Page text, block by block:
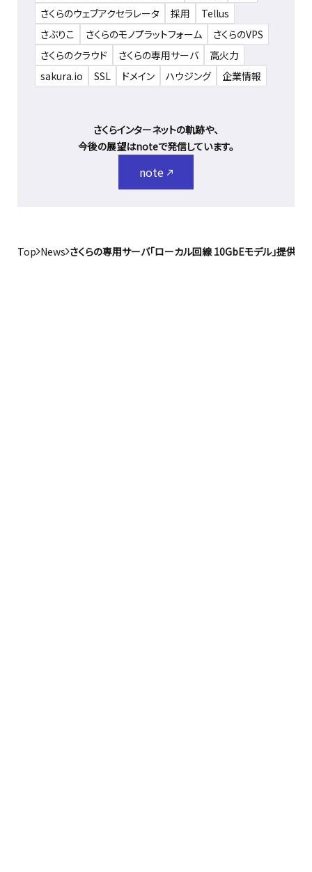
さくらのウェブアクセラレータ
採用
Tellus
さぶりこ
さくらのモノプラットフォーム
さくらのVPS
さくらのクラウド
さくらの専用サーバ
高火力
sakura.io
SSL ドメイン ハウジング 企業情報
さくらインターネットの軌跡や、
今後の展望はnoteで発信しています。
note
Top News さくらの専用サーバ「ローカル回線 10GbEモデル」提供開